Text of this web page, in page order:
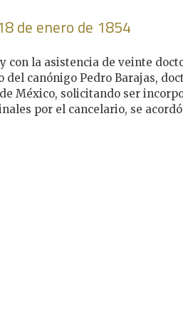
de enero de 1854
con la asistencia de veinte
del canónigo Pedro Barajas,
México, solicitando ser
por el cancelario, se